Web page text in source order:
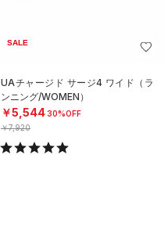
SALE
UAチャージド サージ4 ワイド（ラ
ンニング/WOMEN）
￥5,54430%OFF
￥7,920